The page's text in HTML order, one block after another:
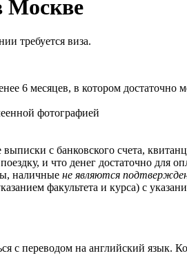
Москве
требуется виза.
6 месяцев, в котором
фотографией
с банковского счета,
и что денег достаточно для
наличные не являются
факультета и курса) с
с переводом на английский язык.